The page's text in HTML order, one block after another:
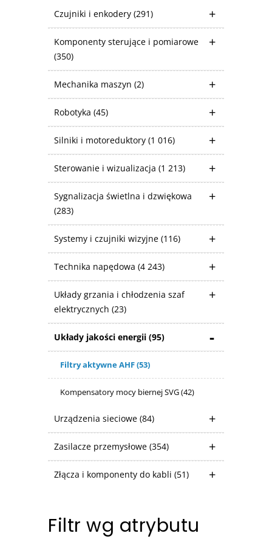
Czujniki i enkodery (291)
Komponenty sterujące i pomiarowe
(350)
Mechanika maszyn (2)
Robotyka (45)
Silniki i motoreduktory (1 016)
Sterowanie i wizualizacja (1 213)
Sygnalizacja świetlna i dzwiękowa
(283)
Systemy i czujniki wizyjne (116)
Technika napędowa (4 243)
Układy grzania i chłodzenia szaf
elektrycznych (23)
Układy jakości energii (95)
Filtry aktywne AHF(53)
Kompensatory mocy biernej SVG(42)
Urządzenia sieciowe (84)
Zasilacze przemysłowe (354)
Złącza i komponenty do kabli (51)
Filtr wg atrybutu